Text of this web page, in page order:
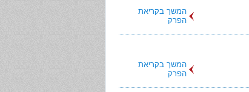
המשך בקריאת
הפרק
המשך בקריאת
הפרק